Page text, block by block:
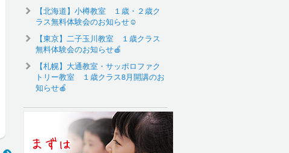
【北海道】小樽教室 １歳・２歳ク
ラス無料体験会のお知らせ☺
【東京】二子玉川教室 １歳クラス
無料体験会のお知らせ🍎
【札幌】大通教室・サッポロファク
トリー教室 １歳クラス8月開講のお
知らせ🍎